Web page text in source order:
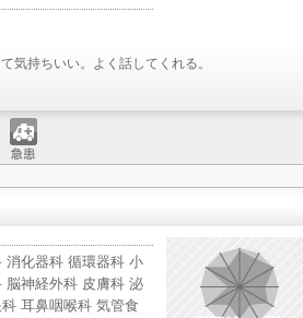
気持ちいい。よく話してくれる。
急患
消化器科 循環器科 小
脳神経外科 皮膚科 泌
耳鼻咽喉科 気管食